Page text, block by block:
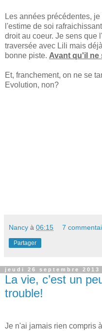
Les années précédentes,
l'estime de soi
droit au coeur. Je sens que
traversée avec Lili mais
bonne piste. Avant qu'il ne
Et, franchement, on ne se
Evolution, non?
Nancy à 06:15 7
Partager
jeudi 26 septembre 2013
La vie, c’est un
trouble!
Je n'ai jamais rien compris